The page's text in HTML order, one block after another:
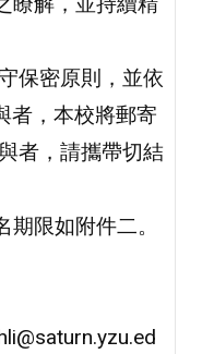
保密原則，並依
者，本校將郵寄
者，請攜帶切結
限如附件二。